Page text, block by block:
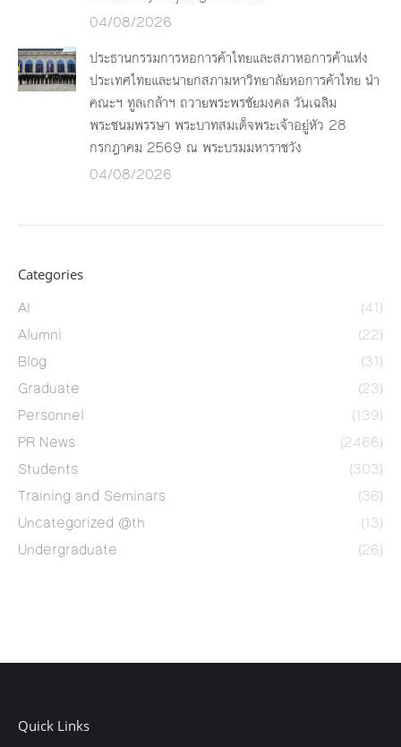
04/08/2026
ประธานกรรมการหอการค้าไทยและสภาหอการค้าแห่ง
ประเทศไทยและนายกสภามหาวิทยาลัยหอการค้าไทย นำ
คณะฯ ทูลเกล้าฯ ถวายพระพรชัยมงคล วันเฉลิม
พระชนมพรรษา พระบาทสมเด็จพระเจ้าอยู่หัว 28
กรกฎาคม 2569 ณ พระบรมมหาราชวัง
04/08/2026
Categories
AI
(41)
Alumni
(22)
Blog
(31)
Graduate
(23)
Personnel
(139)
PR News
(2466)
Students
(303)
Training and Seminars
(36)
Uncategorized @th
(13)
Undergraduate
(26)
Quick Links